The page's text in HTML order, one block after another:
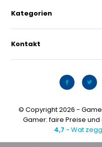
Kategorien
Kontakt
© Copyright 2026 -
Gamer: faire Preise
4,7 - Wat